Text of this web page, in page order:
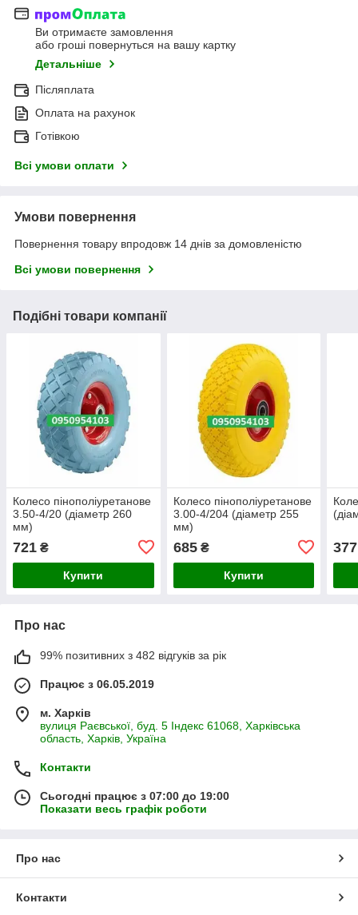
Ви отримаєте замовлення
або гроші повернуться на вашу картку
Детальніше
Післяплата
Оплата на рахунок
Готівкою
Всі умови оплати
Умови повернення
Повернення товару впродовж 14 днів за домовленістю
Всі умови повернення
Подібні товари компанії
Колесо пінополіуретанове
3.50-4/20 (діаметр 260
мм)
721 ₴
Купити
Колесо пінополіуретанове
3.00-4/204 (діаметр 255
мм)
685₴
Купити
377
Про нас
99% позитивних з 482 відгуків за рік
Працює з 06.05.2019
м. Харків
вулиця Раєвської, буд. 5 Індекс 61068, Харківська
область, Харків, Україна
Контакти
Сьогодні працює з 07:00 до 19:00
Показати весь графік роботи
Про нас
Контакти